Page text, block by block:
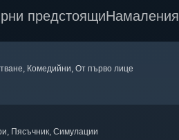
предстоящиНамаления
, Комедийни, От първо лице
, Пясъчник, Симулации